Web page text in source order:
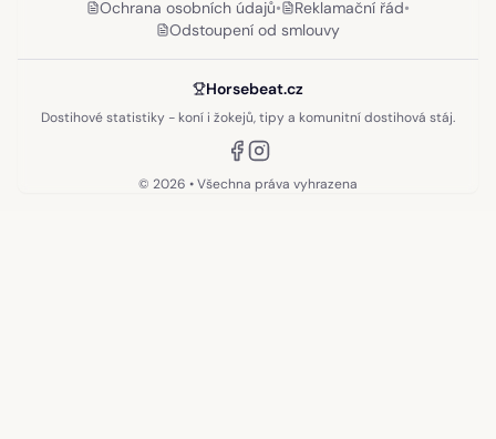
Ochrana osobních údajů• Reklamační řád•
Odstoupení od smlouvy
Horsebeat.cz
Dostihové statistiky - koní i žokejů, tipy a komunitní dostihová stáj.
© 2026 • Všechna práva vyhrazena